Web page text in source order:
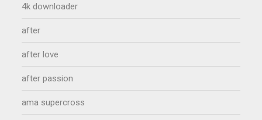
4k downloader
after
after love
after passion
ama supercross